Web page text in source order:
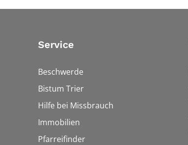
Service
Beschwerde
Bistum Trier
Hilfe bei Missbrauch
Immobilien
Pfarreifinder